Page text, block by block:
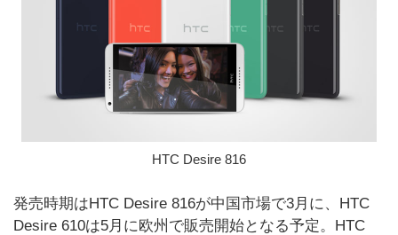
HTC Desire 816
発売時期はHTC Desire 816が中国市場で3月に、HTC
Desire 610は5月に欧州で販売開始となる予定。HTC